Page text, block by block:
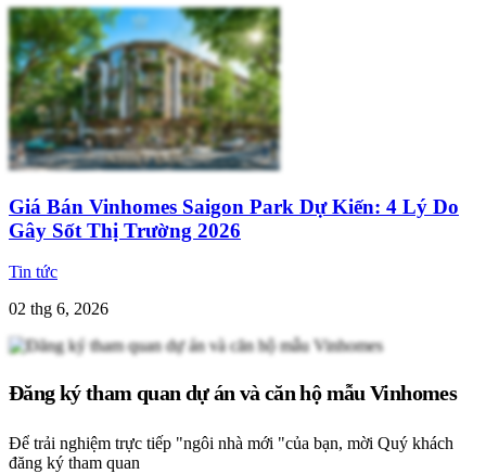
Giá Bán Vinhomes Saigon Park Dự Kiến: 4 Lý Do
Gây Sốt Thị Trường 2026
Tin tức
02 thg 6, 2026
Đăng ký tham quan dự án và căn hộ mẫu Vinhomes
Để trải nghiệm trực tiếp "ngôi nhà mới "của bạn, mời Quý khách
đăng ký tham quan